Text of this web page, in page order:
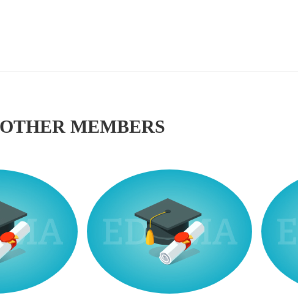
OTHER MEMBERS